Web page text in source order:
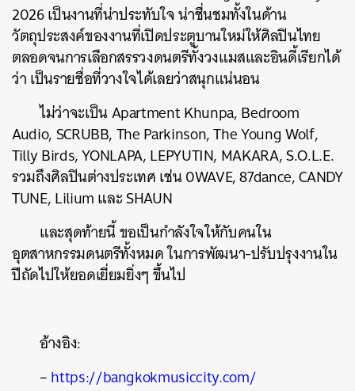
2026 เป็นงานที่น่าประทับใจ น่าชื่นชมทั้งในด้าน
วัตถุประสงค์ของงานที่เปิดประตูบานใหม่ให้ศิลปินไทย
ตลอดจนการเลือกสรรวงดนตรีทั้งวงแมสและอินดี้เรียกได้
ว่า เป็นรายชื่อที่วางใจได้เลยว่าสนุกแน่นอน
ไม่ว่าจะเป็นApartment Khunpa, Bedroom
Audio, SCRUBB, The Parkinson, The Young Wolf,
Tilly Birds, YONLAPA, LEPYUTIN, MAKARA, S.O.L.E.
รวมถึงศิลปินต่างประเทศ เช่น 0WAVE, 87dance, CANDY
TUNE, Lilium และ SHAUN
และสุดท้ายนี้ ขอเป็นกำลังใจให้กับคนใน
อุตสาหกรรมดนตรีทั้งหมด ในการพัฒนา-ปรับปรุงงานใน
ปีถัดไปให้ยอดเยี่ยมยิ่งๆ ขึ้นไป
อ้างอิง:
–https://bangkokmusiccity.com/